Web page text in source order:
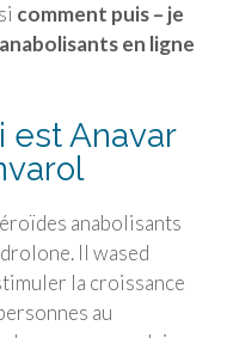
comment puis – je
en ligne
est Anavar
anabolisants
Il wased
la croissance
au